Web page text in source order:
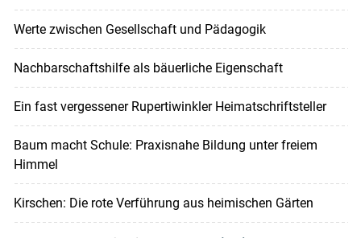
Werte zwischen Gesellschaft und Pädagogik
Nachbarschaftshilfe als bäuerliche Eigenschaft
Ein fast vergessener Rupertiwinkler Heimatschriftsteller
Baum macht Schule: Praxisnahe Bildung unter freiem
Himmel
Kirschen: Die rote Verführung aus heimischen Gärten